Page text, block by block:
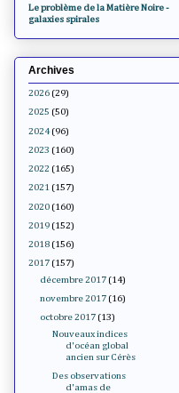
Le problème de la Matière Noire -
galaxies spirales
Archives
2026 (29)
2025 (50)
2024 (96)
2023 (160)
2022 (165)
2021 (157)
2020 (160)
2019 (152)
2018 (156)
2017 (157)
décembre 2017 (14)
novembre 2017 (16)
octobre 2017 (13)
Nouveaux indices
d'océan global
ancien sur Cérès
Des observations
d'amas de